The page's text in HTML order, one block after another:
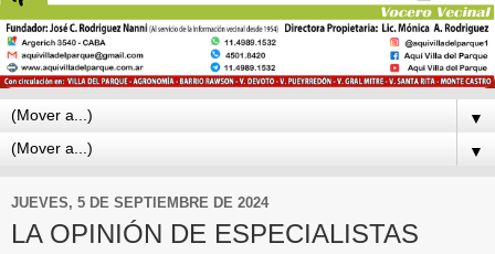
▼
▼
JUEVES, 5 DE SEPTIEMBRE DE 2024
LA OPINIÓN DE ESPECIALISTAS